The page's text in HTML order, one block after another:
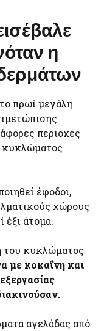
η
πρωί μεγάλη
περιοχές
κυκλώματος
έφοδοι,
χώρους
έξι άτομα.
κυκλώματος
με κοκαΐνη και
αγελάδας από